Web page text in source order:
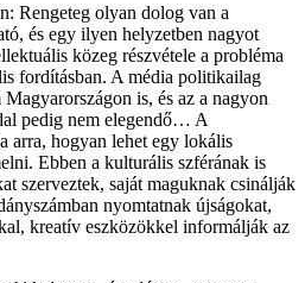
Rengeteg olyan dolog van a
és egy ilyen helyzetben nagyot
közeg részvétele a probléma
fordításban. A média politikailag
is, és az a nagyon
pedig nem elegendő… A
arra, hogyan lehet egy lokális
Ebben a kulturális szférának is
szerveztek, saját maguknak csinálják
nyomtatnak újságokat,
kreatív eszközökkel informálják az